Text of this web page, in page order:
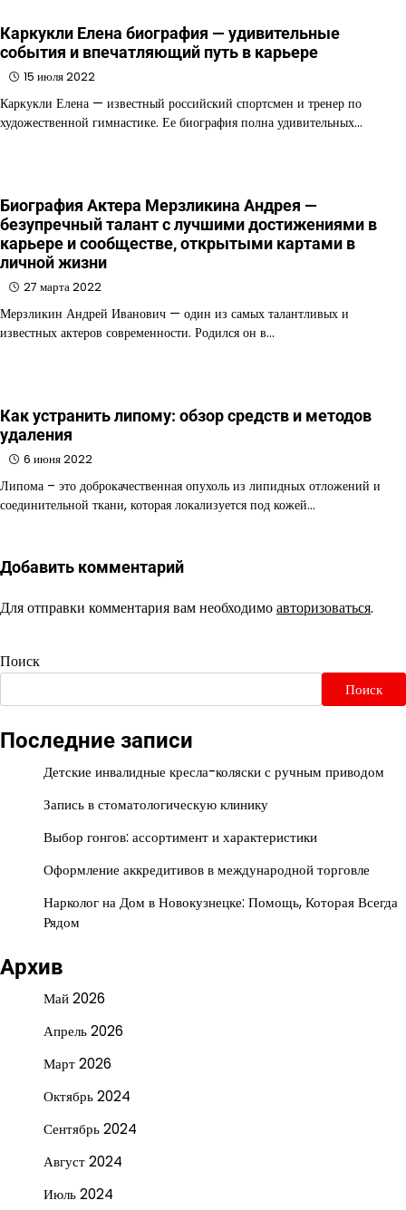
Каркукли Елена биография — удивительные
события и впечатляющий путь в карьере
15 июля 2022
Каркукли Елена — известный российский спортсмен и тренер по
художественной гимнастике. Ее биография полна удивительных…
Биография Актера Мерзликина Андрея —
безупречный талант с лучшими достижениями в
карьере и сообществе, открытыми картами в
личной жизни
27 марта 2022
Мерзликин Андрей Иванович — один из самых талантливых и
известных актеров современности. Родился он в…
Как устранить липому: обзор средств и методов
удаления
6 июня 2022
Липома – это доброкачественная опухоль из липидных отложений и
соединительной ткани, которая локализуется под кожей…
Добавить комментарий
Для отправки комментария вам необходимоавторизоваться.
Поиск
Поиск
Последние записи
Детские инвалидные кресла-коляски с ручным приводом
Запись в стоматологическую клинику
Выбор гонгов: ассортимент и характеристики
Оформление аккредитивов в международной торговле
Нарколог на Дом в Новокузнецке: Помощь, Которая Всегда
Рядом
Архив
Май 2026
Апрель 2026
Март 2026
Октябрь 2024
Сентябрь 2024
Август 2024
Июль 2024